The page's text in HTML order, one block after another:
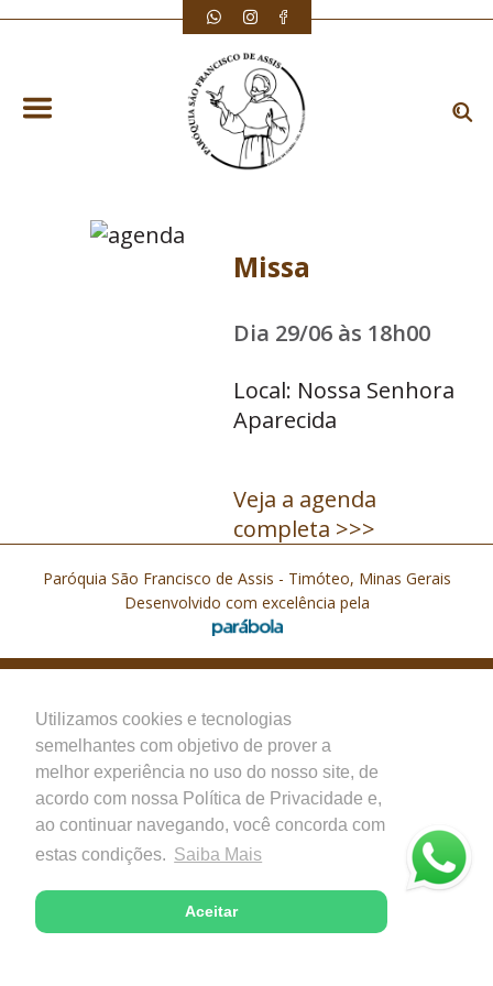
Utilizamos cookies e tecnologias
semelhantes com objetivo de prover a
melhor experiência no uso do nosso site, de
acordo com nossa Política de Privacidade e,
ao continuar navegando, você concorda com
estas condições. Saiba Mais
Aceitar
Missa
Dia 29/06 às 18h00
Local: Nossa Senhora
Aparecida
Veja a agenda
completa >>>
Paróquia São Francisco de Assis - Timóteo, Minas Gerais
Desenvolvido com excelência pela